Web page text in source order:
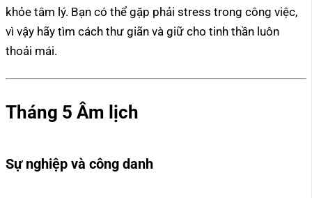
khỏe tâm lý. Bạn có thể gặp phải stress trong công việc,
vì vậy hãy tìm cách thư giãn và giữ cho tinh thần luôn
thoải mái.
Tháng 5 Âm lịch
Sự nghiệp và công danh